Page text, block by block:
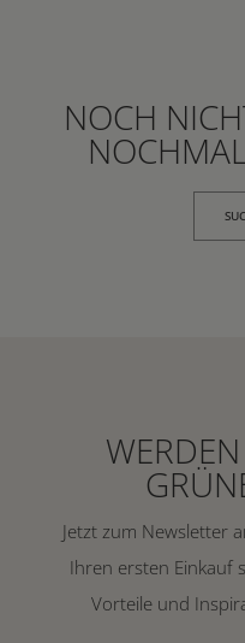
NOCH
Jetzt zum Newsletter
Ihren ersten Einkauf
Vorteile und